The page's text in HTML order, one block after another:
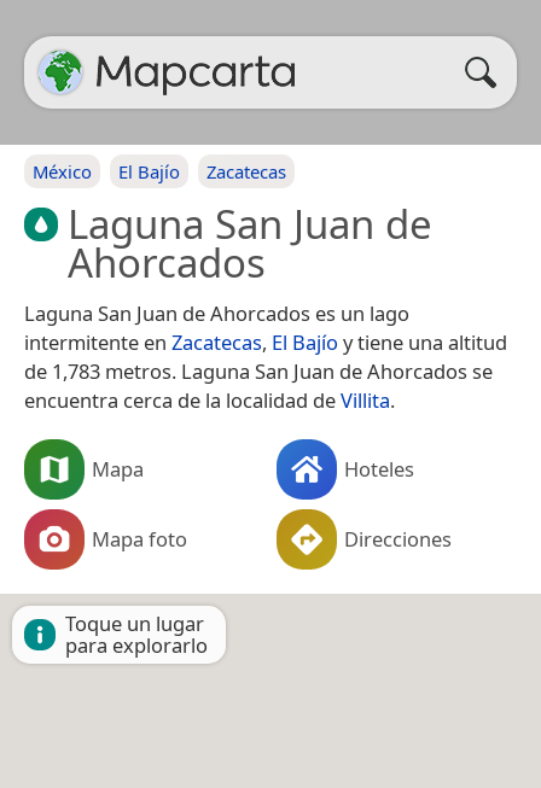
México El Bajío Zacatecas
Laguna San Juan de
Ahorcados
Laguna San Juan de Ahorcados es un lago
intermitente en Zacatecas, El Bajío y tiene una altitud
de 1,783 metros. Laguna San Juan de Ahorcados se
encuentra cerca de la localidad deVillita.
Mapa Hoteles
Mapa foto Direcciones
Toque un lugar
para explorarlo